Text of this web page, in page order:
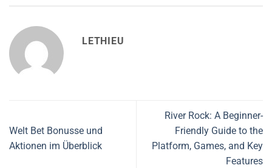
LETHIEU
Welt Bet Bonusse und
Aktionen im Überblick
River Rock: A Beginner-
Friendly Guide to the
Platform, Games, and Key
Features